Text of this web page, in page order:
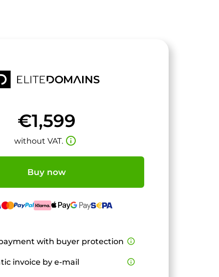
€1,599
without VAT. info_outline
Buy now
with buyer protection info_outline
invoice by e-mail info_outline